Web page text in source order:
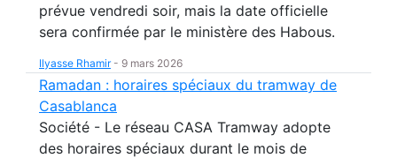
prévue vendredi soir, mais la date officielle
sera confirmée par le ministère des Habous.
Ilyasse Rhamir- 9 mars 2026
Ramadan : horaires spéciaux du tramway de
Casablanca
Société - Le réseau CASA Tramway adopte
des horaires spéciaux durant le mois de